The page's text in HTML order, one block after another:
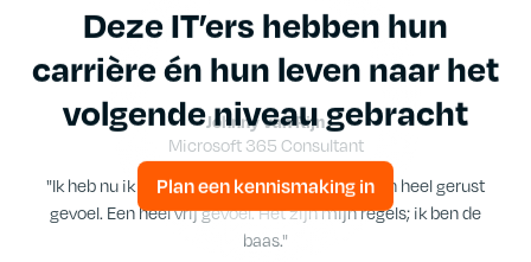
Deze IT’ers hebben hun
carrière én hun leven naar het
volgende niveau gebracht
Plan een kennismaking in
Johnny van Rijn
Microsoft 365 Consultant
"Ik heb nu ik het hele traject heb doorlopen een heel gerust
gevoel. Een heel vrij gevoel. Het zijn mijn regels; ik ben de
baas."